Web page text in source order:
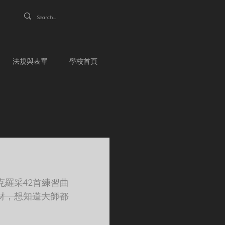
法規與表單 學校首頁
羅采42首練習曲
，想知道大師都